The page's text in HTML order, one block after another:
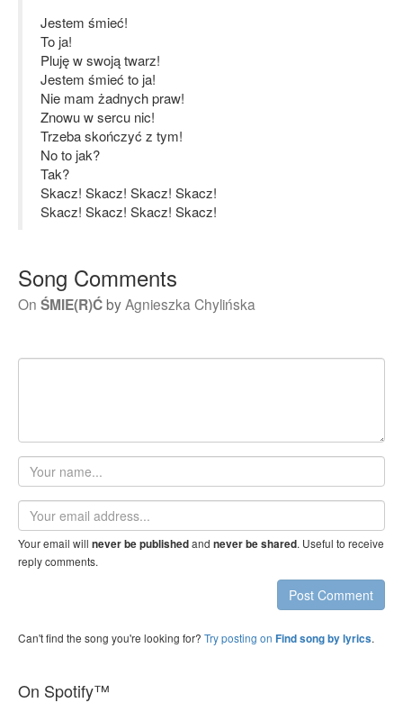
Jestem śmieć!
To ja!
Pluję w swoją twarz!
Jestem śmieć to ja!
Nie mam żadnych praw!
Znowu w sercu nic!
Trzeba skończyć z tym!
No to jak?
Tak?
Skacz! Skacz! Skacz! Skacz!
Skacz! Skacz! Skacz! Skacz!
Song Comments
On ŚMIE(R)ĆbyAgnieszka Chylińska
Your
name
Email
address
Your email will never be publishedand never be shared. Useful to receive
reply comments.
Post Comment
Can't find the song you're looking for? Try posting on Find song by lyrics.
On Spotify™